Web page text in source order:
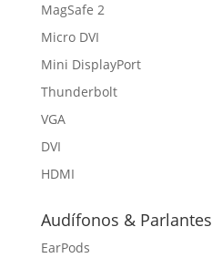
MagSafe 2
Micro DVI
Mini DisplayPort
Thunderbolt
VGA
DVI
HDMI
Audífonos & Parlantes
EarPods